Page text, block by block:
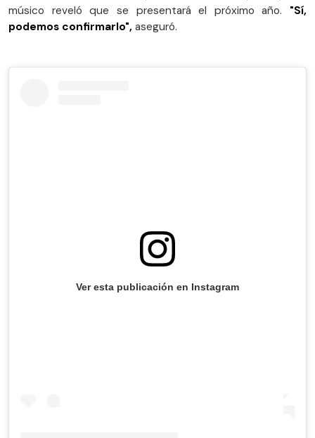
músico reveló que se presentará el próximo año. "Sí,
podemos confirmarlo", aseguró.
Ver esta publicación en Instagram